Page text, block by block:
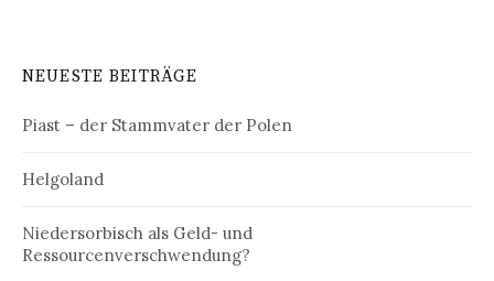
NEUESTE BEITRÄGE
Piast – der Stammvater der Polen
Helgoland
Niedersorbisch als Geld- und
Ressourcenverschwendung?